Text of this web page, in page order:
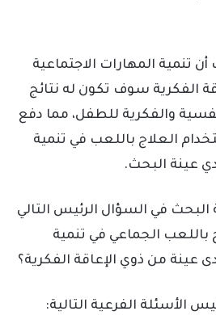
تنمية المهارات الاجتماعية
الفكرية سوف تكون له نتائج
والفكرية للطفل، مما دفع
العلاج باللعب في تنمية
عينة البحث.
في السؤال الرئيس التالي
باللعب الجماعي في تنمية
عينة من ذوي الإعاقة الفكرية؟
الأسئلة الفرعية التالية: